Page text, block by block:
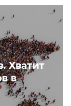
Хватит
в